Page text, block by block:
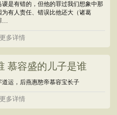
是有错的，但他的罪过我们想象中那
有人责任、错误比他还大（诸葛
…
多详情
慕容盛的儿子是谁
运，后燕惠愍帝慕容宝长子
多详情